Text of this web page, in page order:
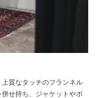
質なタッチのフランネル
せ持ち、ジャケットやボ